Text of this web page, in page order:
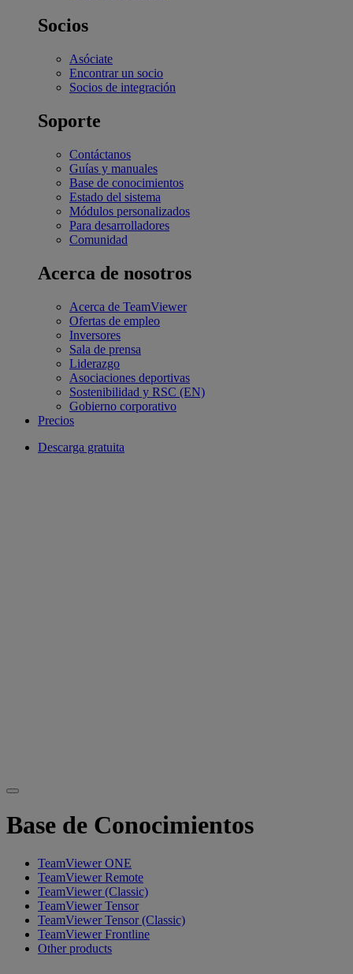
Socios
Asóciate
Encontrar un socio
Socios de integración
Soporte
Contáctanos
Guías y manuales
Base de conocimientos
Estado del sistema
Módulos personalizados
Para desarrolladores
Comunidad
Acerca de nosotros
Acerca de TeamViewer
Ofertas de empleo
Inversores
Sala de prensa
Liderazgo
Asociaciones deportivas
Sostenibilidad y RSC (EN)
Gobierno corporativo
Precios
Descarga gratuita
Base de Conocimientos
TeamViewer ONE
TeamViewer Remote
TeamViewer (Classic)
TeamViewer Tensor
TeamViewer Tensor (Classic)
TeamViewer Frontline
Other products